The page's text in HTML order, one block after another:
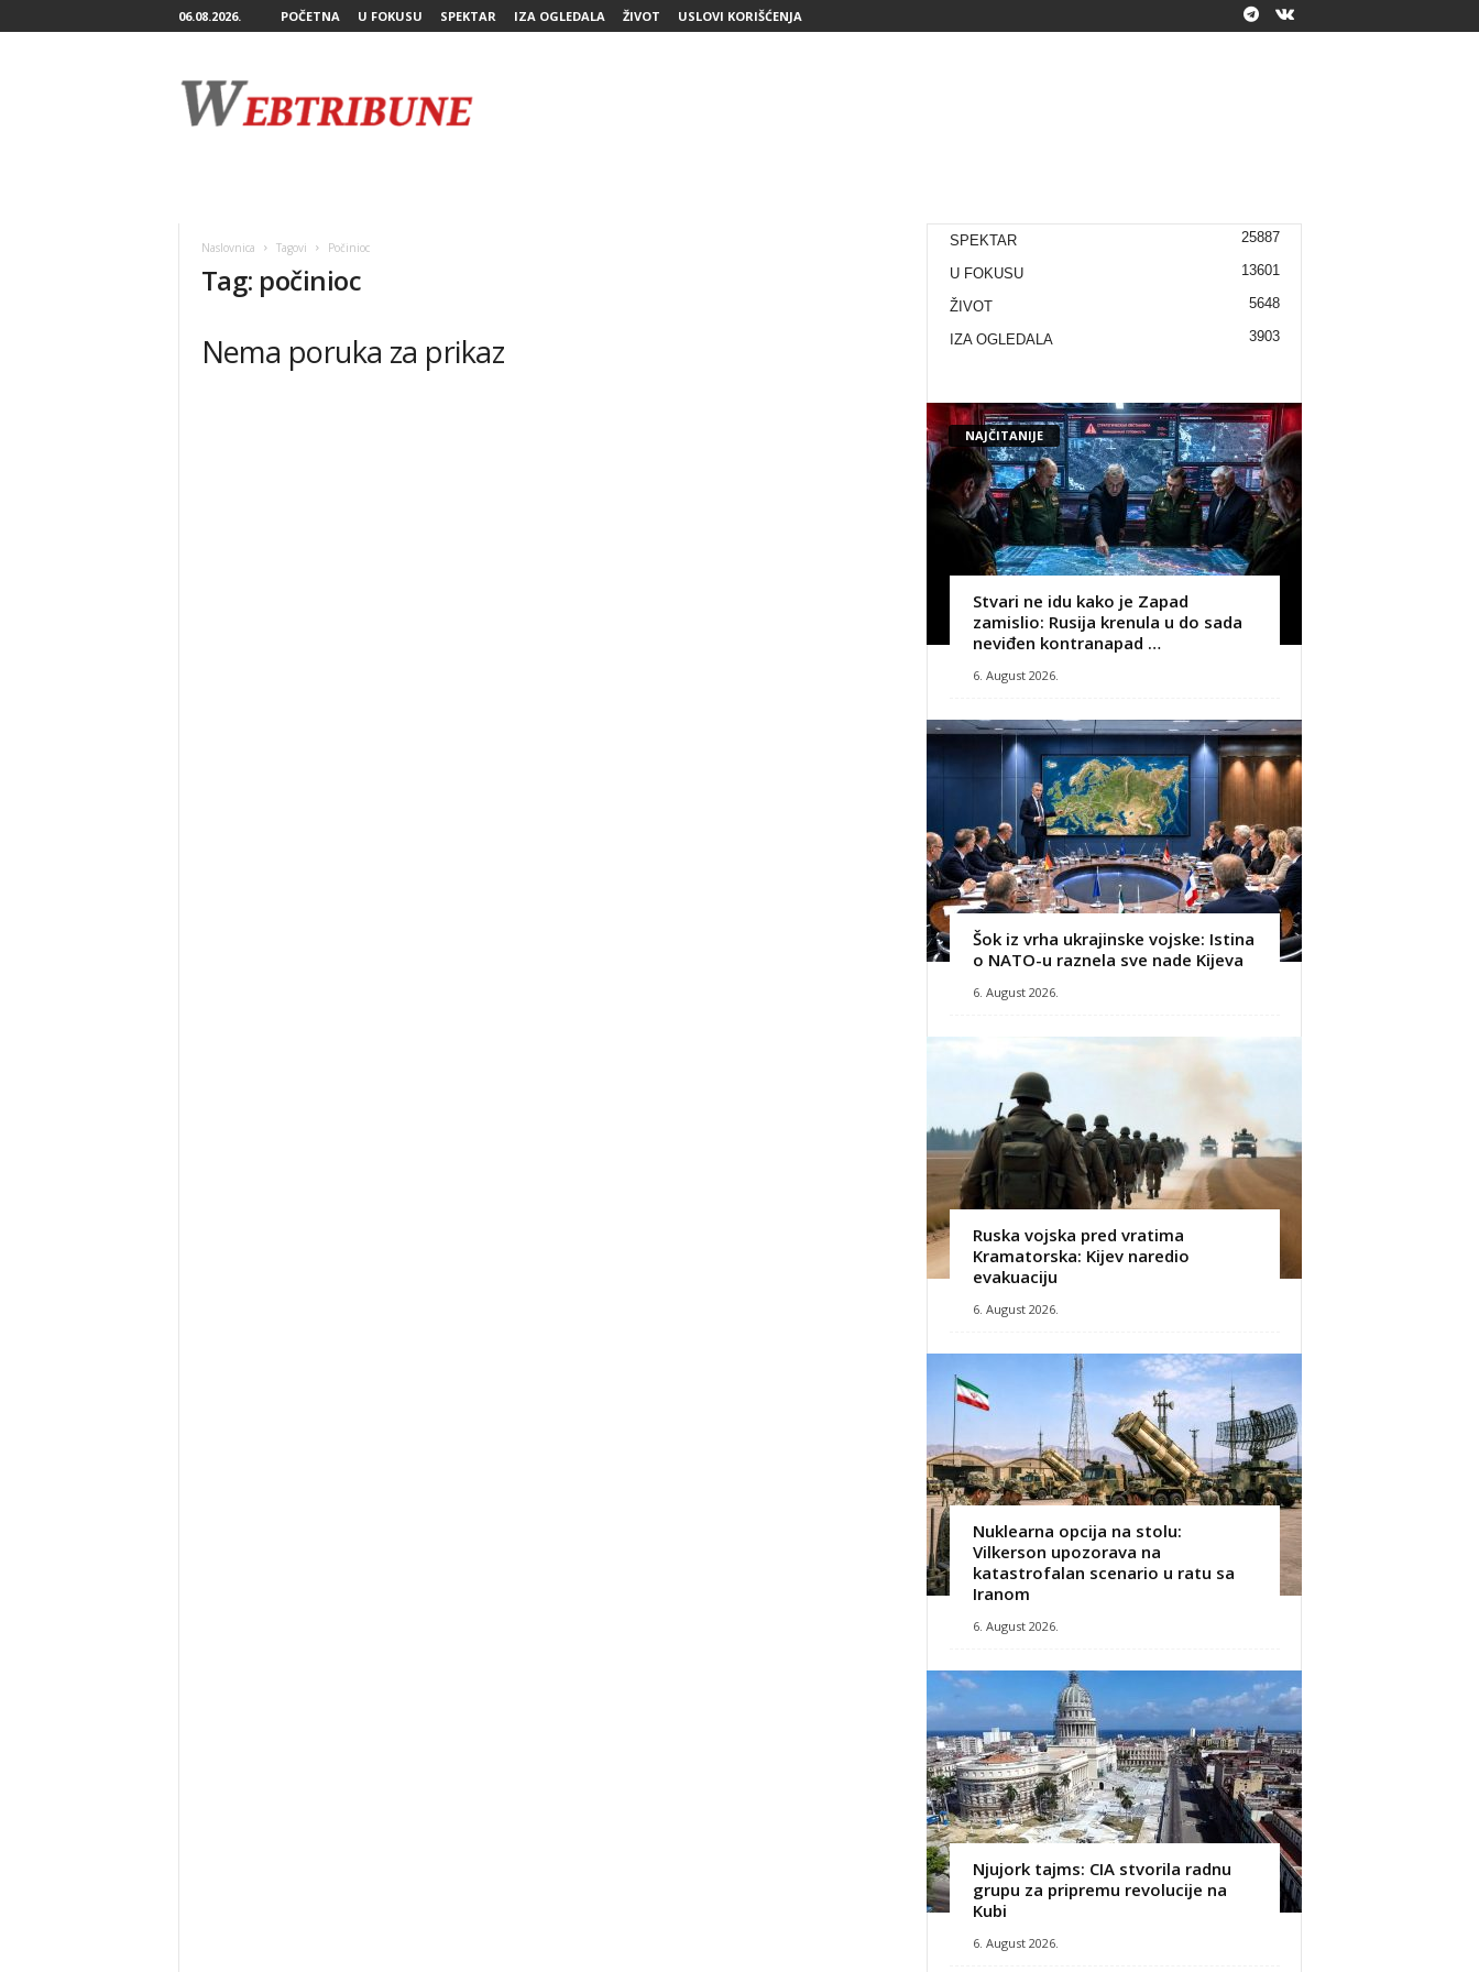
06.08.2026. POČETNA U FOKUSU SPEKTAR IZA OGLEDALA ŽIVOT USLOVI KORIŠĆENJA
Naslovnica Tagovi Počinioc
Tag: počinioc
Nema poruka za prikaz
SPEKTAR 25887
U FOKUSU 13601
ŽIVOT 5648
IZA OGLEDALA 3903
NAJČITANIJE
Stvari ne idu kako je Zapad
zamislio: Rusija krenula u do sada
neviđen kontranapad …
6. August 2026.
Šok iz vrha ukrajinske vojske: Istina
o NATO-u raznela sve nade Kijeva
6. August 2026.
Ruska vojska pred vratima
Kramatorska: Kijev naredio
evakuaciju
6. August 2026.
Nuklearna opcija na stolu:
Vilkerson upozorava na
katastrofalan scenario u ratu sa
Iranom
6. August 2026.
Njujork tajms: CIA stvorila radnu
grupu za pripremu revolucije na
Kubi
6. August 2026.